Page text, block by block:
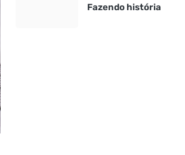
Fazendo história